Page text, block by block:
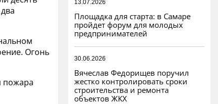
Огонь
пожара
13.07.2026
Площадка для старта: в Самаре
пройдет форум для молодых
предпринимателей
30.06.2026
Вячеслав Федорищев поручил
жестко контролировать сроки
строительства и ремонта
объектов ЖКХ